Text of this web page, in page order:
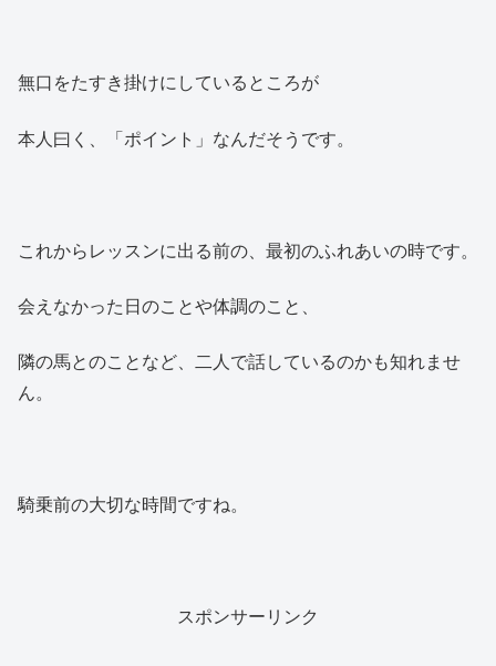
無口をたすき掛けにしているところが
本人曰く、「ポイント」なんだそうです。
これからレッスンに出る前の、最初のふれあいの時です。
会えなかった日のことや体調のこと、
隣の馬とのことなど、二人で話しているのかも知れませ
ん。
騎乗前の大切な時間ですね。
スポンサーリンク